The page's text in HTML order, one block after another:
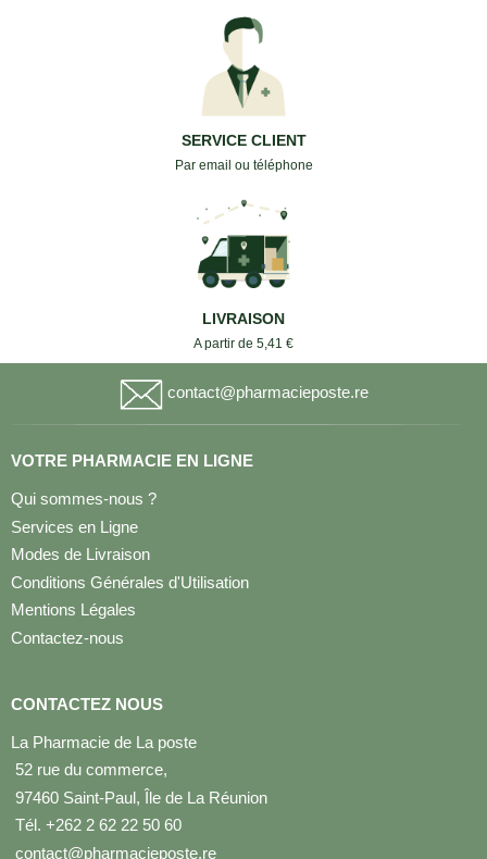
SERVICE CLIENT
Par email ou téléphone
LIVRAISON
A partir de 5,41 €
contact@pharmacieposte.re
VOTRE PHARMACIE EN LIGNE
Qui sommes-nous ?
Services en Ligne
Modes de Livraison
Conditions Générales d'Utilisation
Mentions Légales
Contactez-nous
CONTACTEZ NOUS
La Pharmacie de La poste
52 rue du commerce,
97460 Saint-Paul, Île de La Réunion
Tél. +262 2 62 22 50 60
contact@pharmacieposte.re